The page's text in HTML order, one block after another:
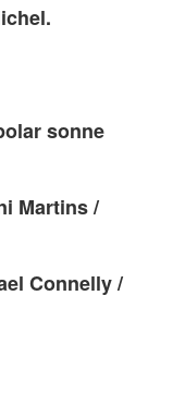
sonne
Martins /
Connelly /